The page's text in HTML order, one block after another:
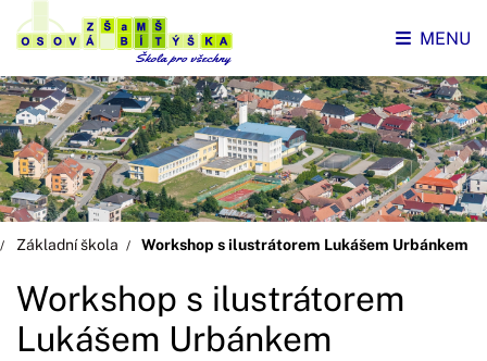
MENU
Základní škola Workshop s ilustrátorem Lukášem Urbánkem
Workshop s ilustrátorem
Lukášem Urbánkem